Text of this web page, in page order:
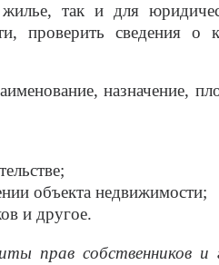
так и для
проверить сведения
назначение,
объекта недвижимости;
и другое.
прав собственников и